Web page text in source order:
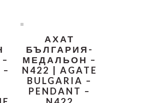
АХАТ
БЪЛГАРИЯ-
МЕДАЛЬОН –
N422 | AGATE
BULGARIA –
PENDANT –